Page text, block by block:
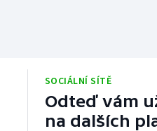
SOCIÁLNÍ SÍTĚ
Odteď vám
na dalších